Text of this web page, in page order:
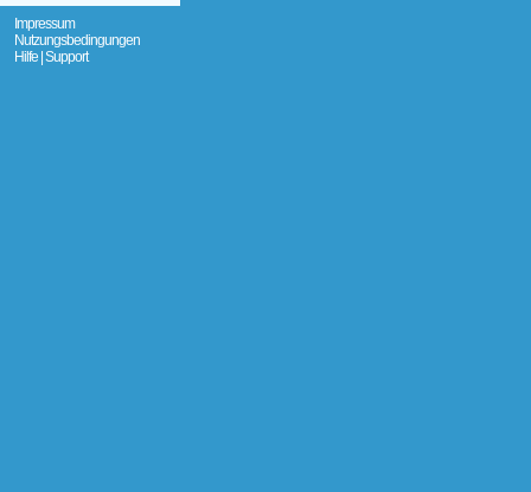
Impressum
Nutzungsbedingungen
Hilfe | Support